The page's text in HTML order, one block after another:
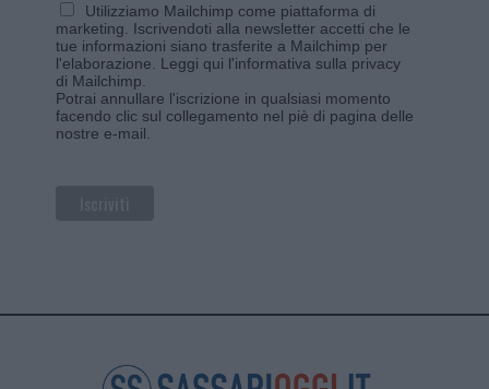
Utilizziamo Mailchimp come piattaforma di
marketing. Iscrivendoti alla newsletter accetti che le
tue informazioni siano trasferite a Mailchimp per
l'elaborazione. Leggi qui l'informativa sulla privacy
di Mailchimp
Potrai annullare l'iscrizione in qualsiasi momento
facendo clic sul collegamento nel piè di pagina delle
nostre e-mail.